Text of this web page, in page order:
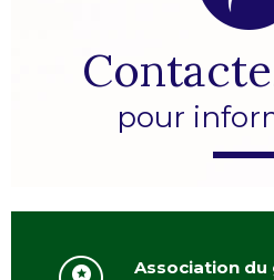
pour
Association